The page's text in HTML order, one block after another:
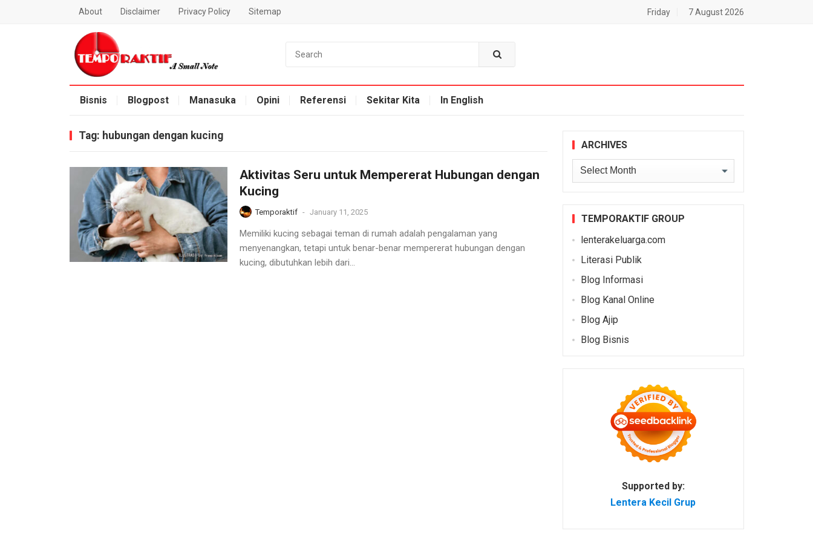
About Disclaimer Privacy Policy Sitemap Friday 7 August 2026
Blog Temporaktif
Bisnis
Blogpost Manasuka Opini Referensi Sekitar Kita In English
Tag: hubungan dengan kucing
Aktivitas Seru untuk Mempererat Hubungan dengan
Kucing
Temporaktif - January 11, 2025
Memiliki kucing sebagai teman di rumah adalah pengalaman yang
menyenangkan, tetapi untuk benar-benar mempererat hubungan dengan
kucing, dibutuhkan lebih dari...
ARCHIVES
Archives
TEMPORAKTIF GROUP
lenterakeluarga.com
Literasi Publik
Blog Informasi
Blog Kanal Online
Blog Ajip
Blog Bisnis
Supported by:
Lentera Kecil Grup